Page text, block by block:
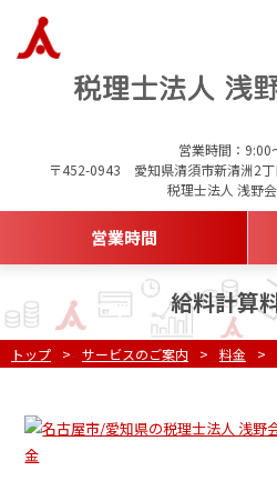
営業時間：9:00
〒452-0943 愛知県清須市新清洲2
税理士法人 浅野
営業時間
給料計算
トップ サービスのご案内 料金